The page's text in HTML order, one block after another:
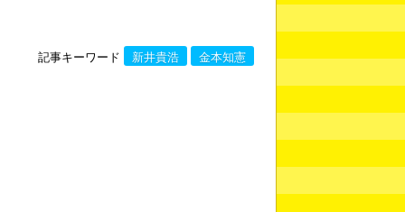
記事キーワード 新井貴浩 金本知憲